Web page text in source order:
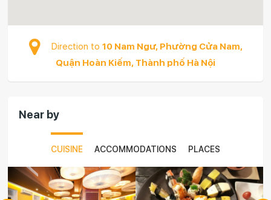
Direction to 10 Nam Ngư, Phường Cửa Nam,
Quận Hoàn Kiếm, Thành phố Hà Nội
Near by
CUISINE ACCOMMODATIONS PLACES